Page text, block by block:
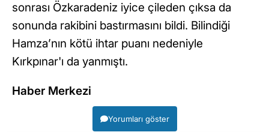
sonrası Özkaradeniz iyice çileden çıksa da
sonunda rakibini bastırmasını bildi. Bilindiği
Hamza’nın kötü ihtar puanı nedeniyle
Kırkpınar'ı da yanmıştı.
Haber Merkezi
Yorumları göster